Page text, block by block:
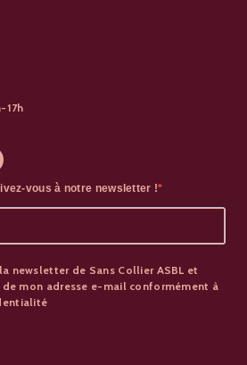
17h
vous à notre newsletter !
newsletter de Sans Collier ASBL et
de mon adresse e-mail conformément à